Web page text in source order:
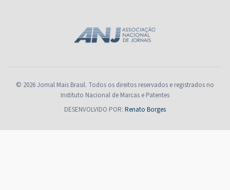
© 2026 Jornal Mais Brasil. Todos os direitos reservados e registrados no
Instituto Nacional de Marcas e Patentes
DESENVOLVIDO POR: Renato Borges